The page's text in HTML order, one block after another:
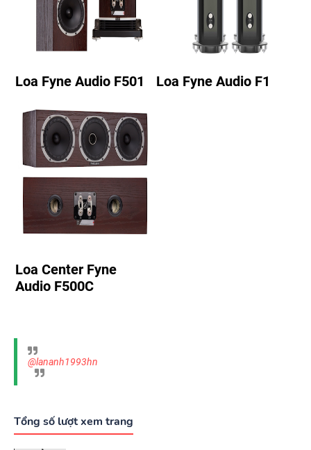
Loa Fyne Audio F501 Loa Fyne Audio F1
Loa Center Fyne
Audio F500C
@lananh1993hn
Tổng số lượt xem trang